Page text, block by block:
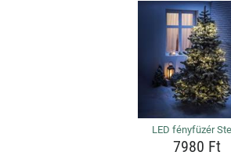
LED fényfüzér
7980 Ft